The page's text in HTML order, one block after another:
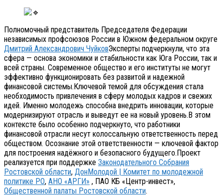
Полномочный представитель Председателя Федерации
независимых профсоюзов России в Южном федеральном округе
Дмитрий Александрович ЧуйковЭксперты подчеркнули, что эта
сфера — основа экономики и стабильности как Юга России, так и
всей страны. Современное общество и его институты не могут
эффективно функционировать без развитой и надежной
финансовой системы.Ключевой темой для обсуждения стала
необходимость привлечения в сферу молодых кадров и свежих
идей. Именно молодежь способна внедрить инновации, которые
модернизируют отрасль и выведут ее на новый уровень.В этом
контексте было особенно подчеркнуто, что работники
финансовой отрасли несут колоссальную ответственность перед
обществом. Осознание этой ответственности — ключевой фактор
для построения надёжного и безопасного будущего.Проект
реализуется при поддержке Законодательного Собрания
Ростовской области, ДонМолодой | Комитет по молодежной
политике РО, АНО «АРГИ» , ПАО КБ «Центр-инвест»,
Общественной палаты Ростовской области.